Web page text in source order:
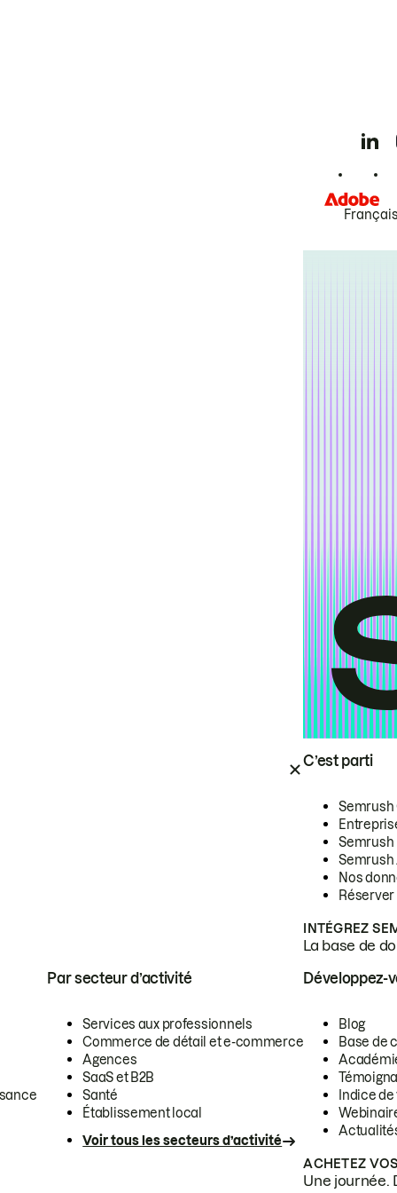
C’est parti
Semrush
Semrush
Semrush
Nos
INTÉGREZ
La base de
Par secteur d’activité
Services aux professionnels
Commerce de détail et e-commerce
Agences
SaaS et B2B
Santé
Établissement local
Voir tous les secteurs d’activité
Développez-
Blog
Base de
Indice
ACHETEZ
Une journée.